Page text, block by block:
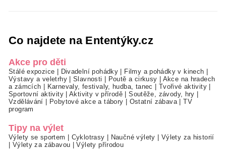
Co najdete na Ententýky.cz
Akce pro děti
Stálé expozice Divadelní pohádky Filmy a pohádky v kinech
Výstavy a veletrhy|Slavnosti Poutě a cirkusy
Akce na hradech
a zámcích
Karnevaly, festivaly, hudba, tanec Tvořivé aktivity
Sportovní aktivity|Aktivity v přírodě |Soutěže, závody, hry
Vzdělávání
Pobytové akce a tábory Ostatní zábava|TV
program
Tipy na výlet
Výlety se sportem Cyklotrasy Naučné výlety
Výlety za historií
Výlety za zábavou |Výlety přírodou